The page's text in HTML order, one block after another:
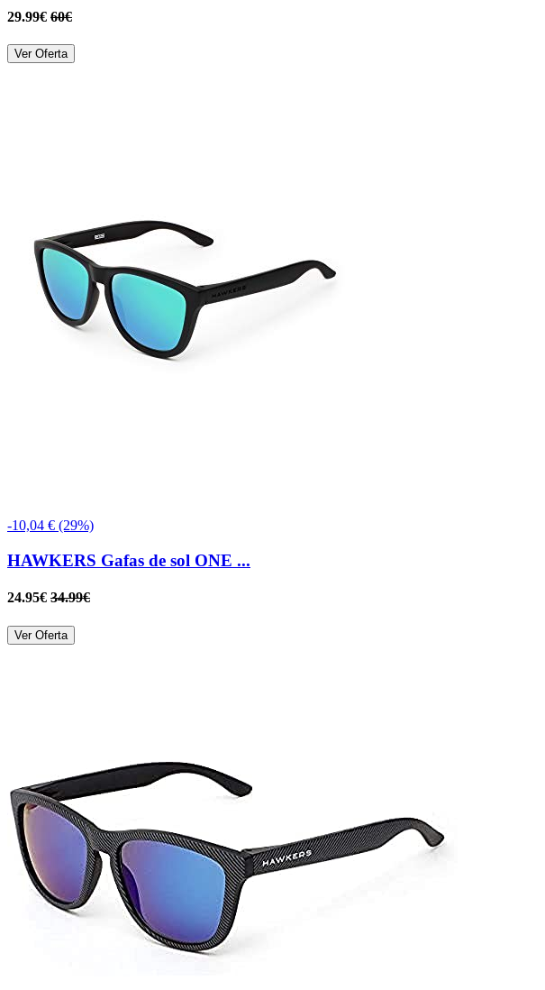
29.99€ 60€
Ver Oferta
-10,04 € (29%)
HAWKERS Gafas de sol ONE ...
24.95€ 34.99€
Ver Oferta